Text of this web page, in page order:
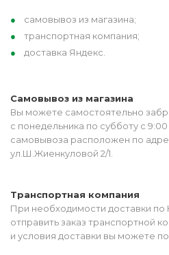
самовывоз из магазина;
транспортная компания;
доставка Яндекс.
Самовывоз из магазина
Вы можете самостоятельно
с понедельника по субботу с
самовывоза расположен по
ул.Ш.Жиенкуловой 2/1.
Транспортная компания
При необходимости доставки
отправить заказ транспортной
и условия доставки вы можете